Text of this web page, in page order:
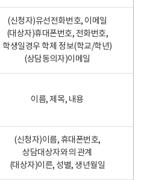
(신청자)유선전화번호, 이메일
(대상자)휴대폰번호, 전화번호,
학생일경우 학제 정보(학교/학년)
(상담동의자)이메일
이름, 제목, 내용
(신청자)이름, 휴대폰번호,
상담대상자와의 관계
(대상자)이른, 성별, 생년월일